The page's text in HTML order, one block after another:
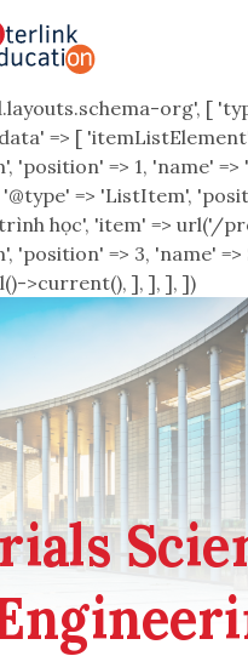
org', [
=> [
'position' => 1, 'name' =>
=> 'ListItem',
học', 'item' => url('/
'position' => 3, 'name'
>current(), ], ], ], ])